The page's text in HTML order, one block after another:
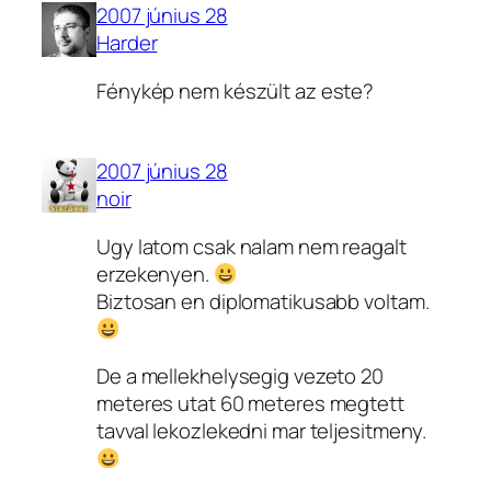
2007 június 28
Harder
Fénykép nem készült az este?
2007 június 28
noir
Ugy latom csak nalam nem reagalt
erzekenyen.
Biztosan en diplomatikusabb voltam.
De a mellekhelysegig vezeto 20
meteres utat 60 meteres megtett
tavval lekozlekedni mar teljesitmeny.